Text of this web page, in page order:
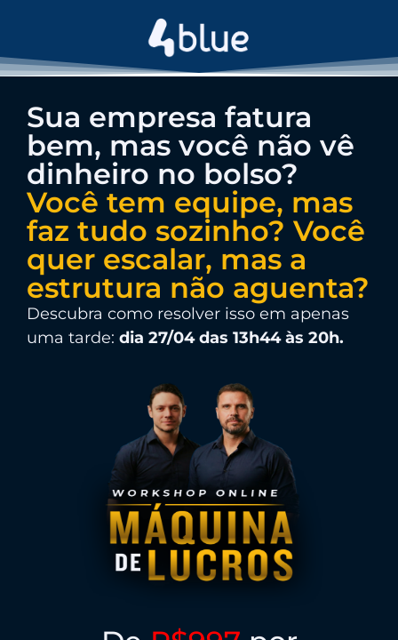
Sua empresa fatura
bem, mas você não vê
dinheiro no bolso?
Você tem equipe, mas
faz tudo sozinho? Você
quer escalar, mas a
estrutura não aguenta?
Descubra como resolver isso em apenas
uma tarde: dia 27/04 das 13h44 às 20h.